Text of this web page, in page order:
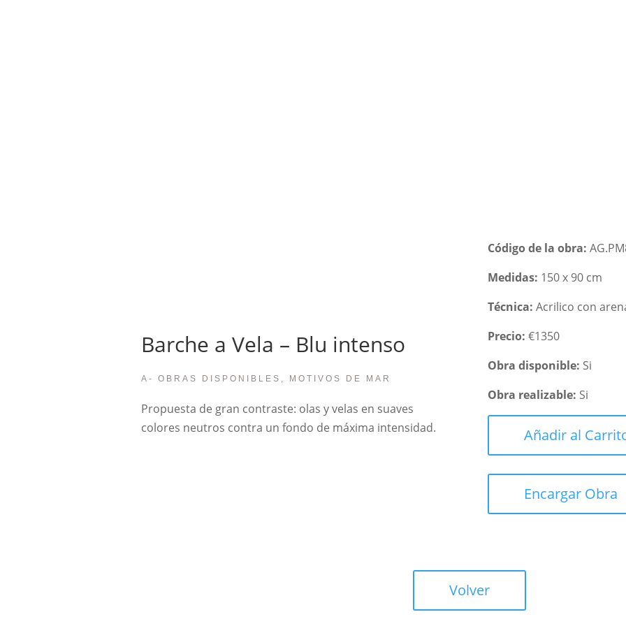
Barche a Vela – Blu intenso
A- OBRAS DISPONIBLES, MOTIVOS DE MAR
Propuesta de gran contraste: olas y velas en suaves
colores neutros contra un fondo de máxima intensidad.
Código de la obra:
Medidas: 150 x 90 cm
Técnica: Acrilico con
Precio: €1350
Obra disponible: Si
Obra realizable: Si
Añadir al
Encargar Obra
Volver